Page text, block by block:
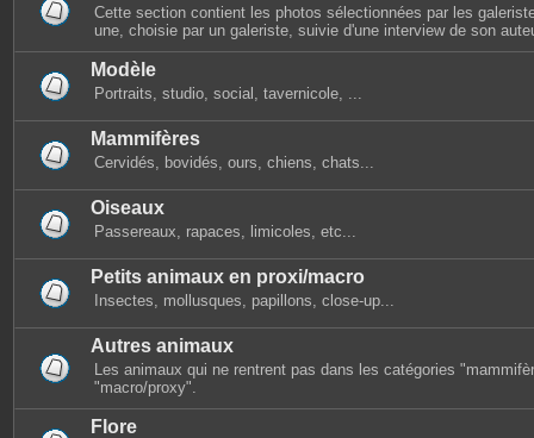
Cette section contient les photos sélectionnées par les
une, choisie par un galeriste, suivie d'une interview de son
Modèle
Portraits, studio, social, tavernicole, ...
Mammifères
Cervidés, bovidés, ours, chiens, chats...
Oiseaux
Passereaux, rapaces, limicoles, etc...
Petits animaux en proxi/macro
Insectes, mollusques, papillons, close-up...
Autres animaux
Les animaux qui ne rentrent pas dans les catégories
"macro/proxy".
Flore